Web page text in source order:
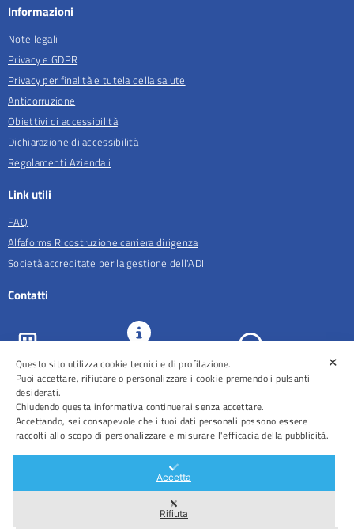
Informazioni
Note legali
Privacy e GDPR
Privacy per finalità e tutela della salute
Anticorruzione
Obiettivi di accessibilità
Dichiarazione di accessibilità
Regolamenti Aziendali
Link utili
FAQ
Alfaforms Ricostruzione carriera dirigenza
Società accreditate per la gestione dell'ADI
Contatti
ASL Roma 5
URP e
Comunicazione
Prenotazioni
✕
Questo sito utilizza cookie tecnici e di profilazione.
Puoi accettare, rifiutare o personalizzare i cookie premendo i pulsanti
desiderati.
Chiudendo questa informativa continuerai senza accettare.
Accettando, sei consapevole che i tuoi dati personali possono essere
raccolti allo scopo di personalizzare e misurare l'efficacia della pubblicità.
Accetta
Rifiuta